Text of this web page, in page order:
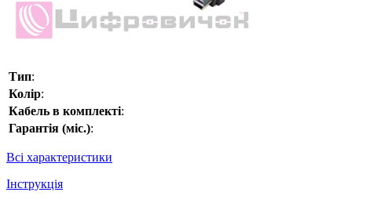
Тип:
Колір:
Кабель в комплекті:
Гарантія (міс.):
Всі характеристики
Інструкція